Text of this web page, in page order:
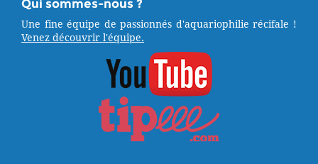
Qui sommes-nous ?
Une fine équipe de passionnés d'aquariophilie récifale !
Venez découvrir l'équipe.